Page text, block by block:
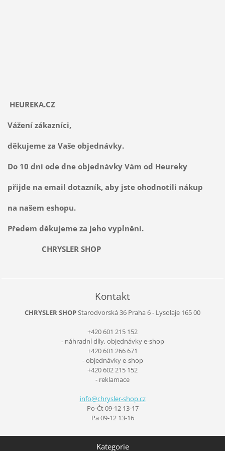
HEUREKA.CZ
Vážení zákazníci,
děkujeme za Vaše objednávky.
Do 10 dní ode dne objednávky Vám od Heureky
přijde na email dotazník, aby jste ohodnotili nákup
na našem eshopu.
Předem děkujeme za jeho vyplnění.
CHRYSLER SHOP
Kontakt
CHRYSLER SHOPStarodvorská 36 Praha 6 - Lysolaje 165 00
+420 601 215 152
- náhradní díly, objednávky e-shop
+420 601 266 671
- objednávky e-shop
+420 602 215 152
- reklamace
info@chrysler-shop.cz
Po-Čt 09-12 13-17
Pa 09-12 13-16
Kategorie